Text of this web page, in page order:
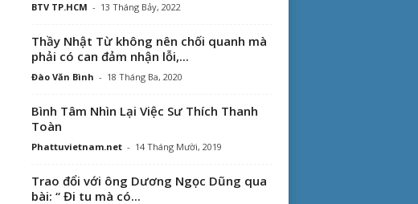
BTV TP.HCM - 13 Tháng Bảy, 2022
Thầy Nhật Từ không nên chối quanh mà
phải có can đảm nhận lỗi,...
Đào Văn Bình - 18 Tháng Ba, 2020
Bình Tâm Nhìn Lại Việc Sư Thích Thanh
Toàn
Phattuvietnam.net - 14 Tháng Mười, 2019
Trao đổi với ông Dương Ngọc Dũng qua
bài: “ Đi tu mà có...